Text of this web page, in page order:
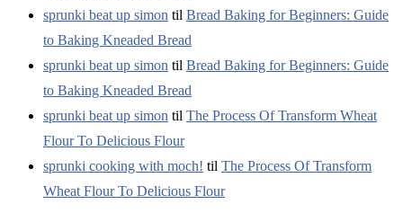
sprunki beat up simon til Bread Baking for Beginners: Guide
to Baking Kneaded Bread
sprunki beat up simon til Bread Baking for Beginners: Guide
to Baking Kneaded Bread
sprunki beat up simon til The Process Of Transform Wheat
Flour To Delicious Flour
sprunki cooking with moch! til The Process Of Transform
Wheat Flour To Delicious Flour